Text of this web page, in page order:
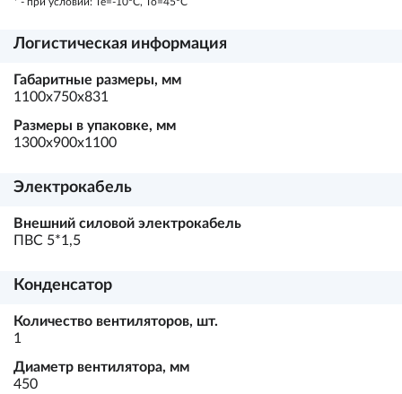
Логистическая информация
Габаритные размеры, мм
1100х750х831
Размеры в упаковке, мм
1300х900х1100
Электрокабель
Внешний силовой электрокабель
ПВС 5*1,5
Конденсатор
Количество вентиляторов, шт.
1
Диаметр вентилятора, мм
450